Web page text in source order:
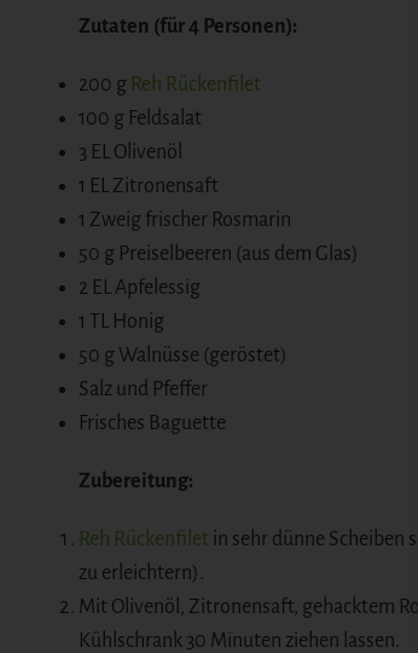
Zutaten (für 4 Personen):
200 g Reh Rückenfilet
100 g Feldsalat
3 EL Olivenöl
1 EL Zitronensaft
1 Zweig frischer Rosmarin
50 g Preiselbeeren (aus dem Glas)
2 EL Apfelessig
1 TL Honig
50 g Walnüsse (geröstet)
Salz und Pfeffer
Frisches Baguette
Zubereitung:
Reh Rückenfilet in sehr dünne Scheiben
zu erleichtern).
Mit Olivenöl, Zitronensaft, gehacktem
Kühlschrank 30 Minuten ziehen lassen.